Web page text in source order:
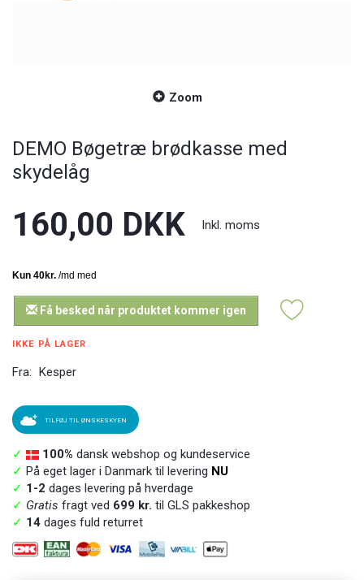
Zoom
DEMO Bøgetræ brødkasse med
skydelåg
160,00 DKK Inkl. moms
Få besked når produktet kommer igen
IKKE PÅ LAGER
Fra: Kesper
TILFØJ TIL ØNSKESKYEN
✓ 100% dansk webshop og kundeservice
✓ På eget lager i Danmark til levering NU
✓ 1-2 dages levering på hverdage
✓ Gratis fragt ved 699 kr. til GLS pakkeshop
✓ 14 dages fuld returret